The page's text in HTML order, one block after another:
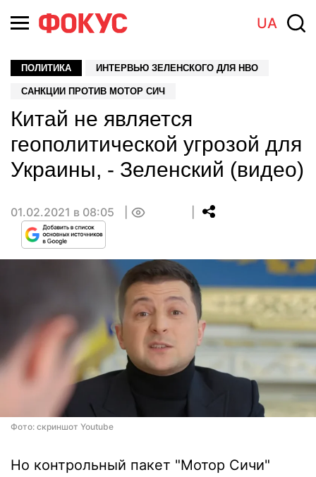
UA
ПОЛИТИКА ИНТЕРВЬЮ ЗЕЛЕНСКОГО ДЛЯ HBO
САНКЦИИ ПРОТИВ МОТОР СИЧ
Китай не является
геополитической угрозой для
Украины, - Зеленский (видео)
01.02.2021 в 08:05
Фото: скриншот Youtube
Но контрольный пакет "Мотор Сичи"